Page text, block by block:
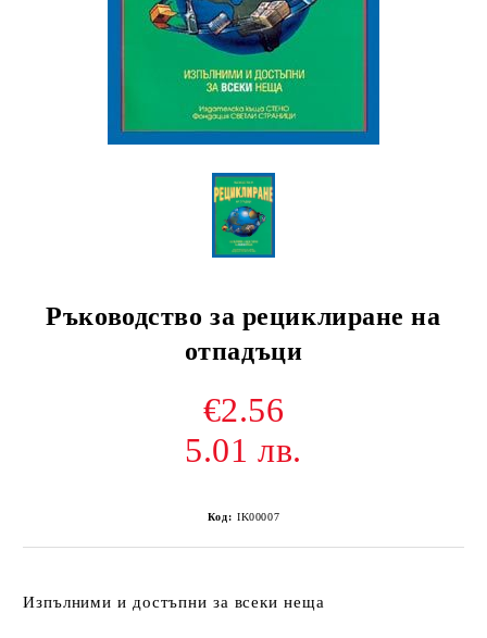
Ръководство за рециклиране на
отпадъци
€2.56
5.01 лв.
Код: IK00007
Изпълними и достъпни за всеки неща